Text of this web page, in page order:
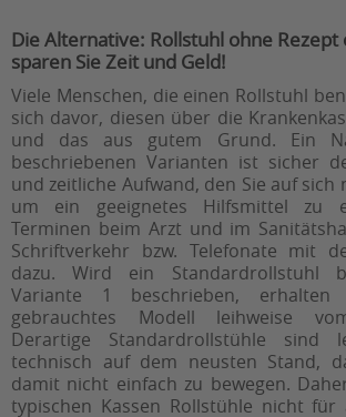
Die Alternative: Rollstuhl ohne Rezept
sparen Sie Zeit und Geld!
Viele Menschen, die einen Rollstuhl
sich davor, diesen über die
und das aus gutem Grund. Ein
beschriebenen Varianten ist sicher
und zeitliche Aufwand, den Sie auf sich
um ein geeignetes Hilfsmittel zu
Terminen beim Arzt und im
Schriftverkehr bzw. Telefonate mit
dazu. Wird ein Standardrollstuhl
Variante 1 beschrieben,
gebrauchtes Modell leihweise
Derartige Standardrollstühle
technisch auf dem neusten Stand,
damit nicht einfach zu bewegen.
typischen Kassen Rollstühle nicht für